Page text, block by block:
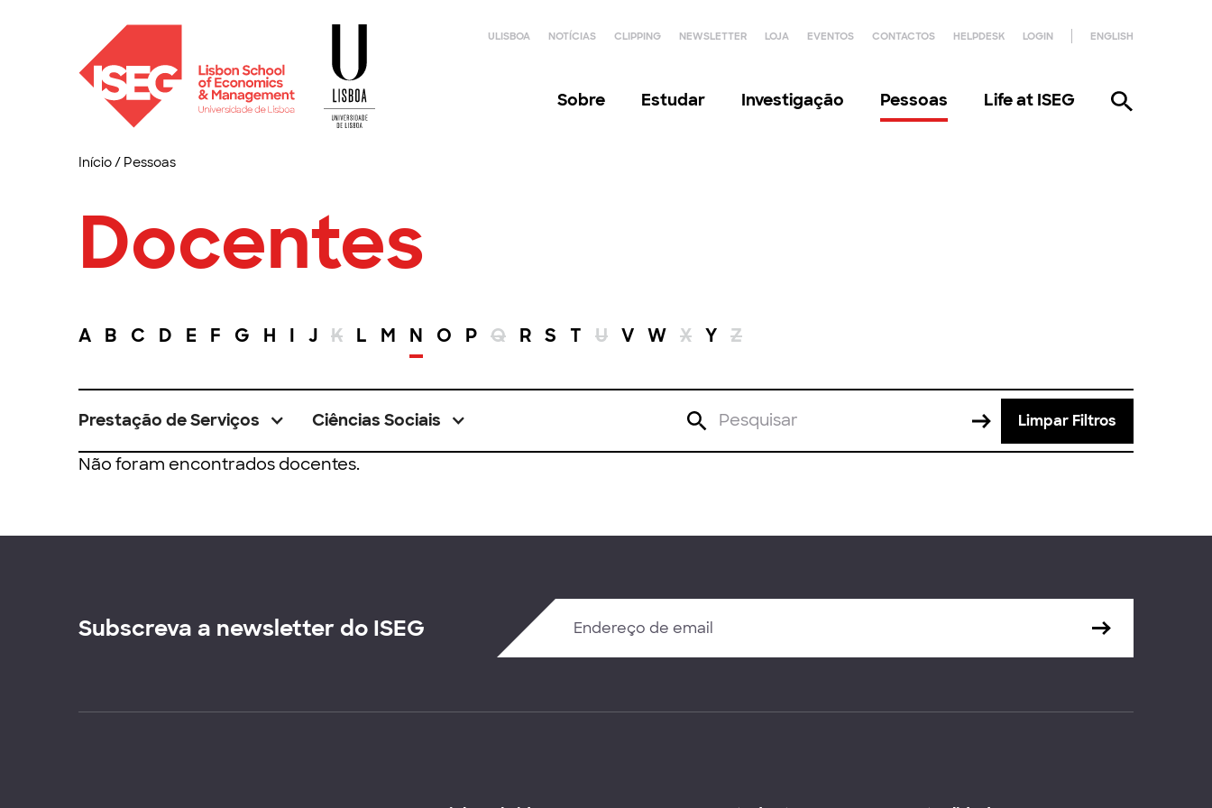
ULISBOA NOTÍCIAS CLIPPING NEWSLETTER LOJA EVENTOS CONTACTOS HELPDESK LOGIN ENGLISH
Sobre Estudar Investigação Pessoas Life at ISEG
Início/ Pessoas
Docentes
A B C D E F G H I J K L M N O P Q R S T U V W X Y Z
Prestação de Serviços Ciências Sociais Limpar Filtros
Não foram encontrados docentes.
Subscreva a newsletter do ISEG